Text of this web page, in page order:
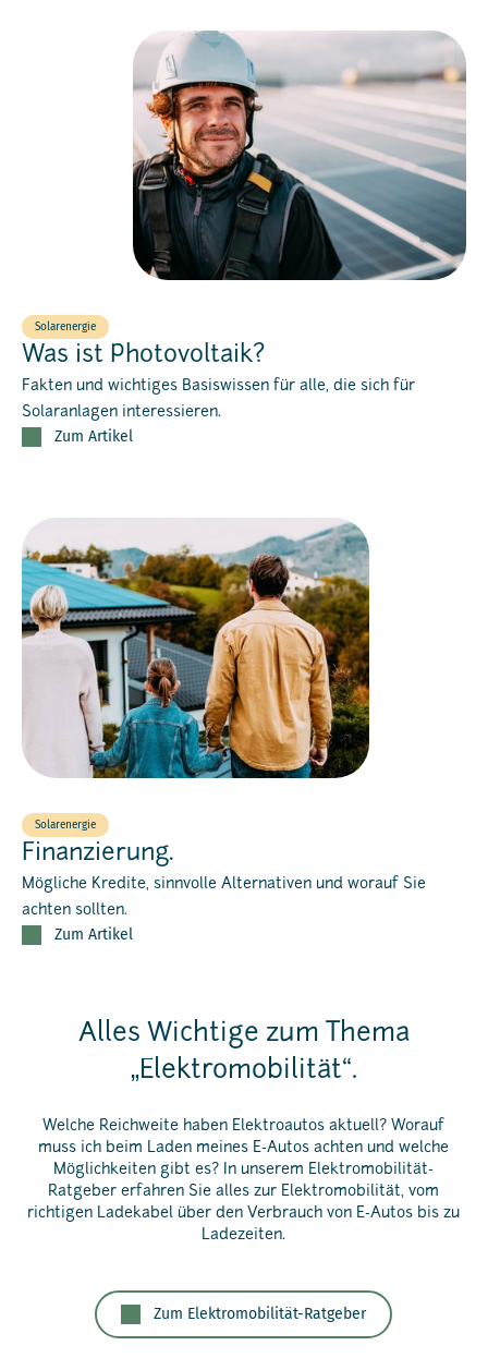
Solarenergie
Was ist Photovoltaik?
Fakten und wichtiges Basiswissen für alle, die sich für
Solaranlagen interessieren.
Zum Artikel
Solarenergie
Finanzierung.
Mögliche Kredite, sinnvolle Alternativen und worauf Sie
achten sollten.
Zum Artikel
Alles Wichtige zum Thema
„Elektromobilität“.
Welche Reichweite haben Elektroautos aktuell? Worauf
muss ich beim Laden meines E-Autos achten und welche
Möglichkeiten gibt es? In unserem Elektromobilität-
Ratgeber erfahren Sie alles zur Elektromobilität, vom
richtigen Ladekabel über den Verbrauch von E-Autos bis zu
Ladezeiten.
Zum Elektromobilität-Ratgeber